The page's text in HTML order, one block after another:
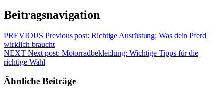
Beitragsnavigation
PREVIOUS Previous post: Richtige Ausrüstung: Was dein Pferd
wirklich braucht
NEXT Next post: Motorradbekleidung: Wichtige Tipps für die
richtige Wahl
Ähnliche Beiträge